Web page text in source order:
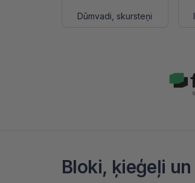
Dūmvadi, skursteņi
Bloki, ķieģeļi